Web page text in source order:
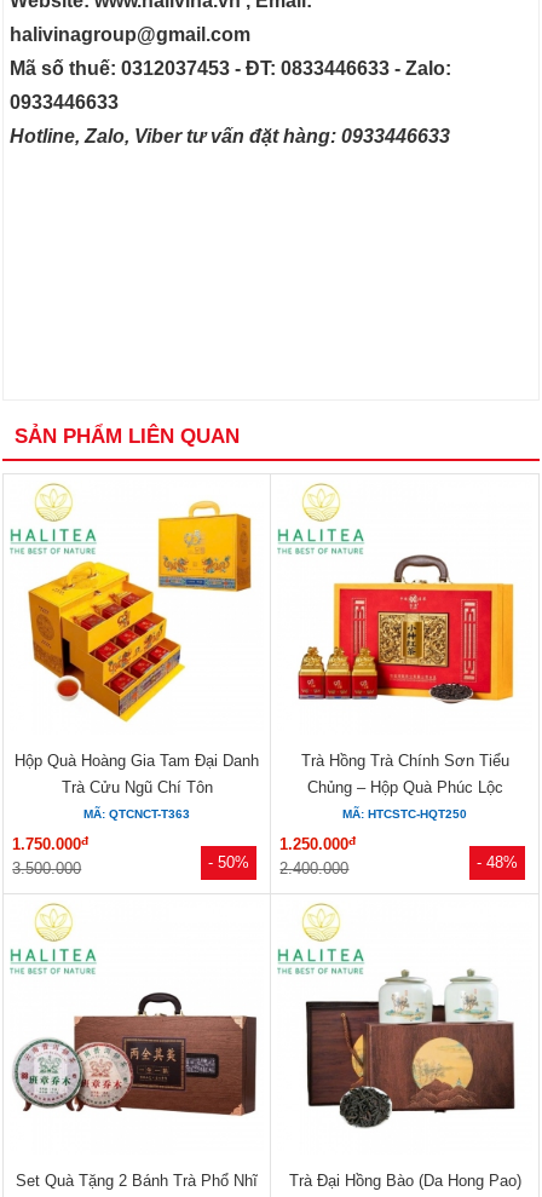
halivinagroup@gmail.com
Mã số thuế: 0312037453 - ĐT: 0833446633 - Zalo:
0933446633
Hotline, Zalo, Viber tư vấn đặt hàng: 0933446633
SẢN PHẨM LIÊN QUAN
- 50%
Hộp Quà Hoàng Gia Tam Đại Danh
Trà Cửu Ngũ Chí Tôn
MÃ: QTCNCT-T363
1.750.000đ
3.500.000 - 48%
Trà Hồng Trà Chính Sơn Tiểu
Chủng – Hộp Quà Phúc Lộc
Hoàng...
MÃ: HTCSTC-HQT250
1.250.000đ
2.400.000
Set Quà Tặng 2 Bánh Trà Phổ Nhĩ
Trà Đại Hồng Bào (Da Hong Pao)